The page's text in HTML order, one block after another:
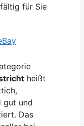
für Sie
heißt
gut und
Das